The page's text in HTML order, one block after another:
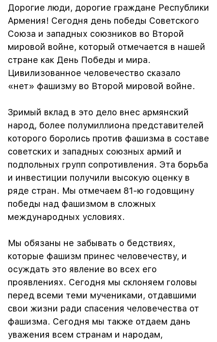
Дорогие люди, дорогие граждане Республики
Армения! Сегодня день победы Советского
Союза и западных союзников во Второй
мировой войне, который отмечается в нашей
стране как День Победы и мира.
Цивилизованное человечество сказало
«нет» фашизму во Второй мировой войне.
Зримый вклад в это дело внес армянский
народ, более полумиллиона представителей
которого боролись против фашизма в составе
советских и западных союзных армий и
подпольных групп сопротивления. Эта борьба
и инвестиции получили высокую оценку в
ряде стран. Мы отмечаем 81-ю годовщину
победы над фашизмом в сложных
международных условиях.
Мы обязаны не забывать о бедствиях,
которые фашизм принес человечеству, и
осуждать это явление во всех его
проявлениях. Сегодня мы склоняем головы
перед всеми теми мучениками, отдавшими
свои жизни ради спасения человечества от
фашизма. Сегодня мы также отдаем дань
уважения всем странам и народам,